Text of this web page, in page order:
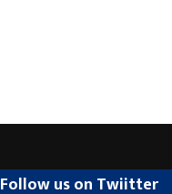
Follow us on Twiitter